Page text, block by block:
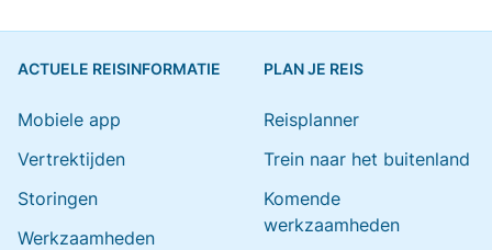
ACTUELE REISINFORMATIE
Mobiele app
Vertrektijden
Storingen
Werkzaamheden
PLAN JE REIS
Reisplanner
Trein naar het buitenland
Komende
werkzaamheden